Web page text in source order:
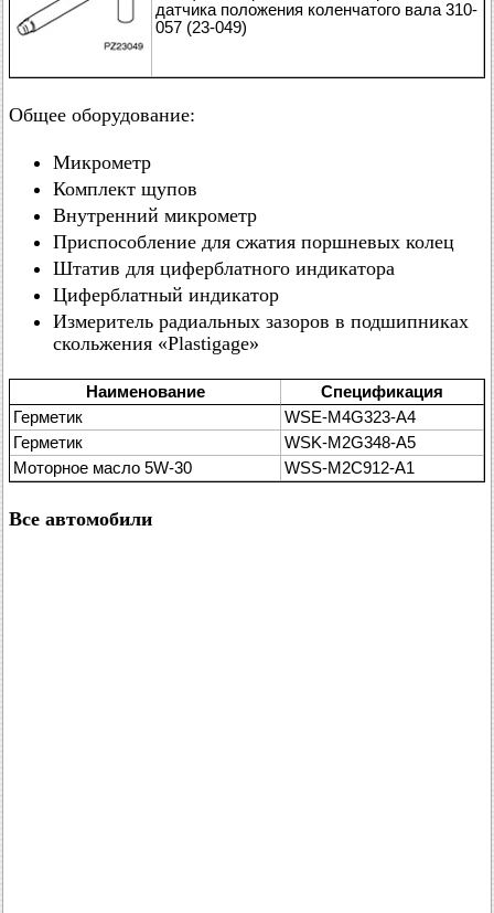
датчика положения коленчатого вала 310-
057 (23-049)
Общее оборудование:
Микрометр
Комплект щупов
Внутренний микрометр
Приспособление для сжатия поршневых колец
Штатив для циферблатного индикатора
Циферблатный индикатор
Измеритель радиальных зазоров в подшипниках
скольжения «Plastigage»
Наименование
Спецификация
Герметик
WSE-M4G323-A4
Герметик
WSK-M2G348-A5
Моторное масло 5W-30
WSS-M2C912-A1
Все автомобили